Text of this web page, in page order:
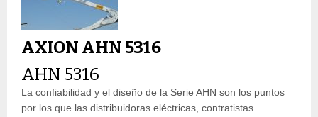
AXION AHN 5316
AHN 5316
La confiabilidad y el diseño de la Serie AHN son los puntos
por los que las distribuidoras eléctricas, contratistas